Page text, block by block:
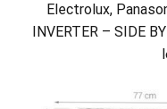
Electrolux,
INVERTER – SIDE